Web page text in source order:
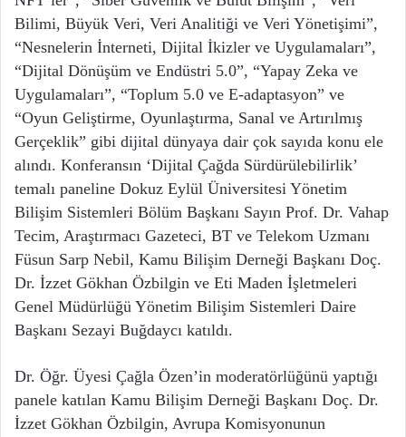
Bilimi, Büyük Veri, Veri Analitiği ve Veri Yönetişimi”,
“Nesnelerin İnterneti, Dijital İkizler ve Uygulamaları”,
“Dijital Dönüşüm ve Endüstri 5.0”, “Yapay Zeka ve
Uygulamaları”, “Toplum 5.0 ve E-adaptasyon” ve
“Oyun Geliştirme, Oyunlaştırma, Sanal ve Artırılmış
Gerçeklik” gibi dijital dünyaya dair çok sayıda konu ele
alındı. Konferansın ‘Dijital Çağda Sürdürülebilirlik’
temalı paneline Dokuz Eylül Üniversitesi Yönetim
Bilişim Sistemleri Bölüm Başkanı Sayın Prof. Dr. Vahap
Tecim, Araştırmacı Gazeteci, BT ve Telekom Uzmanı
Füsun Sarp Nebil, Kamu Bilişim Derneği Başkanı Doç.
Dr. İzzet Gökhan Özbilgin ve Eti Maden İşletmeleri
Genel Müdürlüğü Yönetim Bilişim Sistemleri Daire
Başkanı Sezayi Buğdaycı katıldı.
Dr. Öğr. Üyesi Çağla Özen’in moderatörlüğünü yaptığı
panele katılan Kamu Bilişim Derneği Başkanı Doç. Dr.
İzzet Gökhan Özbilgin, Avrupa Komisyonunun